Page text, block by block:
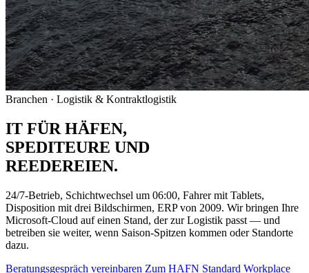
Branchen · Logistik & Kontraktlogistik
IT FÜR HÄFEN,
SPEDITEURE UND
REEDEREIEN.
24/7-Betrieb, Schichtwechsel um 06:00, Fahrer mit Tablets,
Disposition mit drei Bildschirmen, ERP von 2009. Wir bringen Ihre
Microsoft-Cloud auf einen Stand, der zur Logistik passt — und
betreiben sie weiter, wenn Saison-Spitzen kommen oder Standorte
dazu.
Beratungsgespräch vereinbaren Zum HAFN Standard Workplace